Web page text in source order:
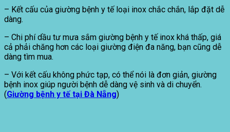
– Kết cấu của giường bệnh y tế loại inox chắc chắn, lắp đặt dễ
dàng.
– Chi phí dầu tư mưa sắm giường bệnh y tế inox khá thấp, giá
cả phải chăng hơn các loại giường điện đa năng, bạn cũng dễ
dàng tìm mua.
– Với kết cấu không phức tạp, có thể nói là đơn giản, giường
bệnh inox giúp người bệnh dễ dàng vệ sinh và di chuyển.
(Giường bệnh y tế tại Đà Nẵng)